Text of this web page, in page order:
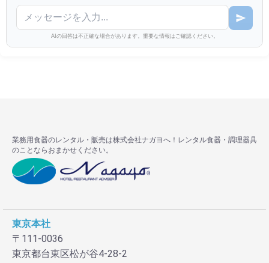
AIの回答は不正確な場合があります。重要な情報はご確認ください。
業務用食器のレンタル・販売は株式会社ナガヨへ！レンタル食器・調理器具
のことならおまかせください。
東京本社
〒111-0036
東京都台東区松が谷4-28-2